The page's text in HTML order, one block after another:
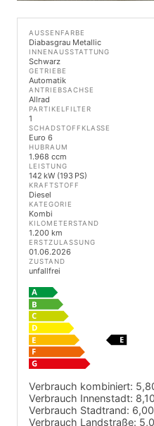
AUSSENFARBE
Diabasgrau Metallic
INNENAUSSTATTUNG
Schwarz
GETRIEBE
Automatik
ANTRIEBSACHSE
Allrad
PARTIKELFILTER
1
SCHADSTOFFKLASSE
Euro 6
HUBRAUM
1.968 ccm
LEISTUNG
142 kW (193 PS)
KRAFTSTOFF
Diesel
KATEGORIE
Kombi
KILOMETERSTAND
1.200 km
ERSTZULASSUNG
01.06.2026
ZUSTAND
unfallfrei
Verbrauch kombiniert:
Verbrauch Innenstadt:
Verbrauch Stadtrand:
Verbrauch Landstraße: